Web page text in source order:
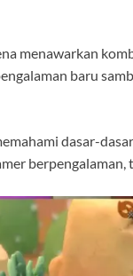
menawarkan
baru
dasar-